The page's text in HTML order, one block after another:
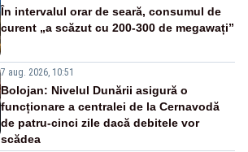
În intervalul orar de seară, consumul de
curent „a scăzut cu 200-300 de megawați”
7 aug. 2026, 10:51
Bolojan: Nivelul Dunării asigură o
funcționare a centralei de la Cernavodă
de patru-cinci zile dacă debitele vor
scădea